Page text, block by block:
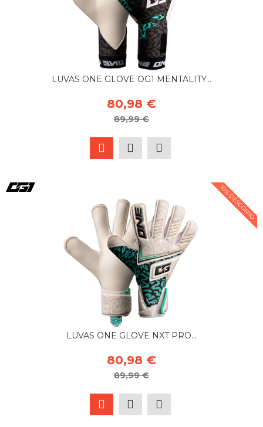
LUVAS ONE GLOVE OG1 MENTALITY...
80,98 €
89,99 €
10% DESCONTO
LUVAS ONE GLOVE NXT PRO...
80,98 €
89,99 €